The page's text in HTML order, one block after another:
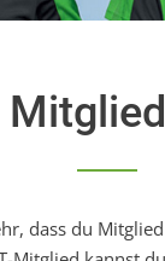
dass du